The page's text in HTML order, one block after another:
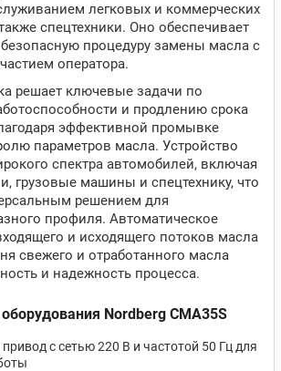
легковых и коммерческих
спецтехники. Оно обеспечивает
процедуру замены масла с
оператора.
решает ключевые задачи по
и продлению срока
эффективной промывке
параметров масла. Устройство
спектра автомобилей, включая
грузовые машины и спецтехнику, что
решением для
профиля. Автоматическое
и исходящего потоков масла
свежего и отработанного масла
и надежность процесса.
Nordberg CMA35S
с сетью 220 В и частотой 50 Гц для